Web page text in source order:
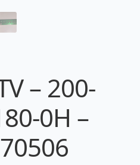
– 200-
0H –